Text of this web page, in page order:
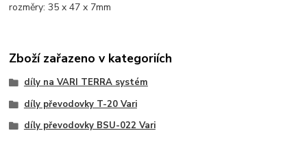
rozměry: 35 x 47 x 7mm
Zboží zařazeno v kategoriích
díly na VARI TERRA systém
díly převodovky T-20 Vari
díly převodovky BSU-022 Vari